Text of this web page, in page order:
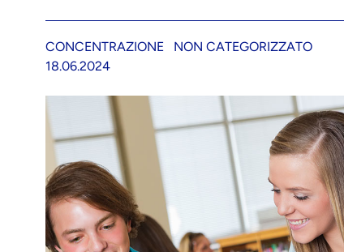
CONCENTRAZIONE
NON CATEGORIZZATO
18.06.2024